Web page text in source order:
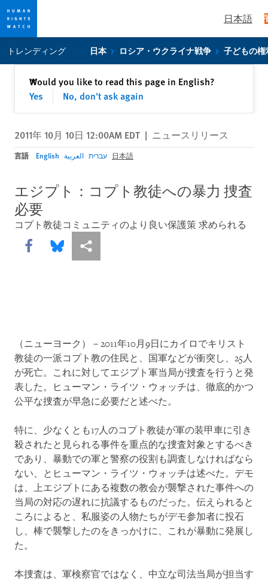
privacy
content
日本語
トレンディング 日本 ロシア・ウクライナ戦争 子どもの権
Would you like to read this page in English?
Yes
No, don't ask again
✕閉じる
2011年 10月 10日 12:00AM EDT | ニュースリリース
言語 English العربية עברית 日本語
エジプト：コプト教徒への暴力 捜査
必要
コプト教徒コミュニティのより良い保護策 求められる
Share this via Facebook
Share this via Bluesky
More sharing options
（ニューヨーク）－2011年10月9日にカイロでキリスト
教徒の一派コプト教の住民と、国軍などが衝突し、25人
が死亡。これに対してエジプト軍当局が捜査を行うと発
表した。ヒューマン・ライツ・ウォッチは、徹底的かつ
公平な捜査が早急に必要だと述べた。
特に、少なくとも17人のコプト教徒が軍の装甲車に引き
殺されたと見られる事件を重点的な捜査対象とするべき
であり、暴動での軍と警察の役割も調査しなければなら
ない、とヒューマン・ライツ・ウォッチは述べた。デモ
は、上エジプトにある複数の教会が襲撃された事件への
当局の対応の遅れに抗議するものだった。伝えられると
ころによると、私服姿の人物たちがデモ参加者に投石
し、棒で襲撃したのをきっかけに、これが暴動に発展し
た。
本捜査は、軍検察官ではなく、中立な司法当局が担当す